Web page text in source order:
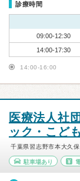
診療時間
09:00-12:30
14:00-17:30
14:00-16:00
医療法人社
ック・こど
千葉県習志野市本大久
駐車場あり